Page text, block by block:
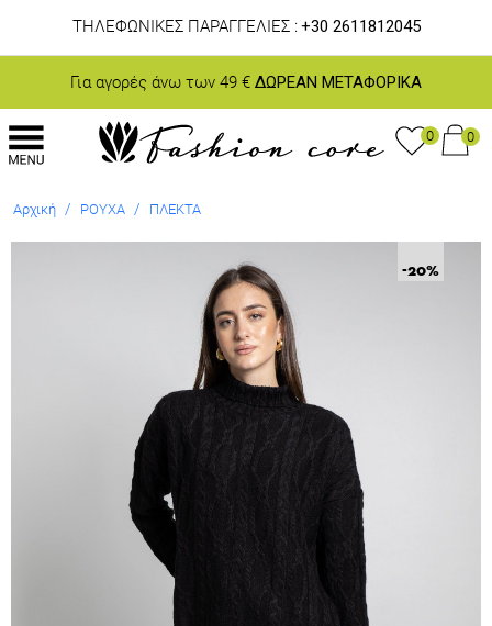
ΤΗΛΕΦΩΝΙΚΕΣ ΠΑΡΑΓΓΕΛΙΕΣ : +30 2611812045
Για αγορές άνω των 49 € ΔΩΡΕΑΝ ΜΕΤΑΦΟΡΙΚΑ
0 0
Αρχική / ΡΟΥΧΑ / ΠΛΕΚΤΑ
-20%